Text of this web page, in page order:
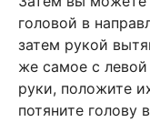
головой в
затем рукой
же самое с
руки, положите
потяните голову